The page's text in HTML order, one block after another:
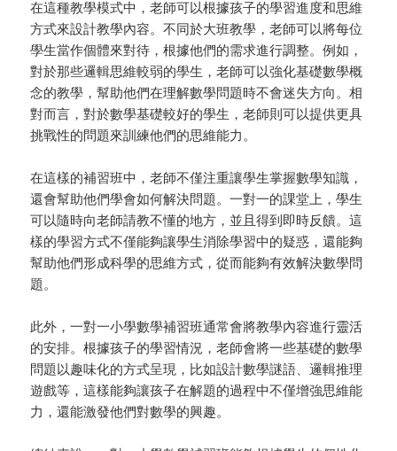
在這種教學模式中，老師可以根據孩子的學習進度和思維
方式來設計教學內容。不同於大班教學，老師可以將每位
學生當作個體來對待，根據他們的需求進行調整。例如，
對於那些邏輯思維較弱的學生，老師可以強化基礎數學概
念的教學，幫助他們在理解數學問題時不會迷失方向。相
對而言，對於數學基礎較好的學生，老師則可以提供更具
挑戰性的問題來訓練他們的思維能力。
在這樣的補習班中，老師不僅注重讓學生掌握數學知識，
還會幫助他們學會如何解決問題。一對一的課堂上，學生
可以隨時向老師請教不懂的地方，並且得到即時反饋。這
樣的學習方式不僅能夠讓學生消除學習中的疑惑，還能夠
幫助他們形成科學的思維方式，從而能夠有效解決數學問
題。
此外，一對一小學數學補習班通常會將教學內容進行靈活
的安排。根據孩子的學習情況，老師會將一些基礎的數學
問題以趣味化的方式呈現，比如設計數學謎語、邏輯推理
遊戲等，這樣能夠讓孩子在解題的過程中不僅增強思維能
力，還能激發他們對數學的興趣。